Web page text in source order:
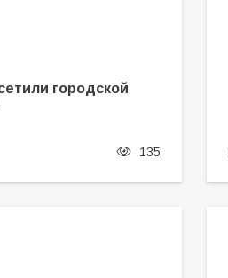
городской
135